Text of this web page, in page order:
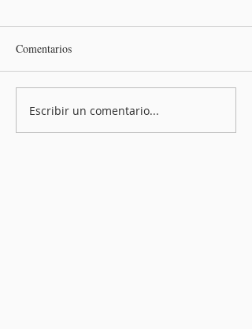
Comentarios
Escribir un comentario...